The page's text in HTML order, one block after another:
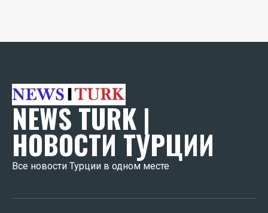
NEWS TURK |
НОВОСТИ ТУРЦИИ
Все новости Турции в одном месте